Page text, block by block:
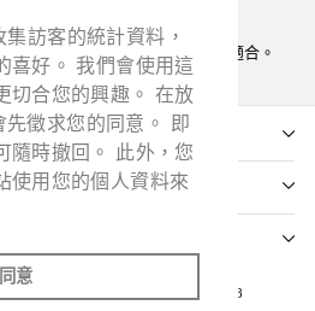
訪客的統計資料，
喜好。 我們會使用這
切合您的興趣。 在放
徵求您的同意。 即
隨時撤回。 此外，您
使用您的個人資料來
意
訪客的統計資料，
喜好。 我們會使用這
切合您的興趣。 在放
徵求您的同意。 即
隨時撤回。 此外，您
使用您的個人資料來
意
門，或是旅行時當輔助包都很適合。
Taiwan 瑪利嘉股份有限公司 52469498